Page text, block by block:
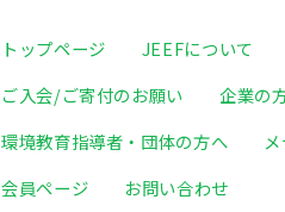
トップページ JEEFについて
ご入会/ご寄付のお願い
企業の
環境教育指導者・団体の方へ
会員ページ
お問い合わせ